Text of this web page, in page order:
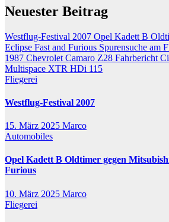
Neuester Beitrag
Westflug-Festival 2007 Opel Kadett B
Eclipse Fast and Furious Spurensuche am
1987 Chevrolet Camaro Z28 Fahrbericht
Multispace XTR HDi 115
Fliegerei
Westflug-Festival 2007
15. März 2025 Marco
Automobiles
Opel Kadett B Oldtimer gegen
Furious
10. März 2025 Marco
Fliegerei